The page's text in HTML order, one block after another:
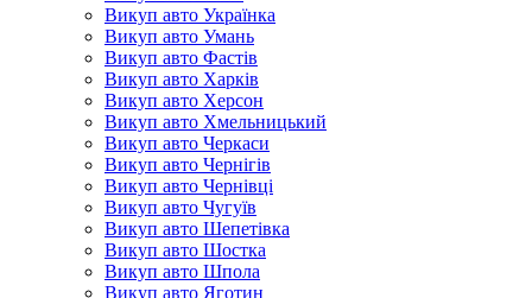
Викуп авто Українка
Викуп авто Умань
Викуп авто Фастів
Викуп авто Харків
Викуп авто Херсон
Викуп авто Хмельницький
Викуп авто Черкаси
Викуп авто Чернігів
Викуп авто Чернівці
Викуп авто Чугуїв
Викуп авто Шепетівка
Викуп авто Шостка
Викуп авто Шпола
Викуп авто Яготин